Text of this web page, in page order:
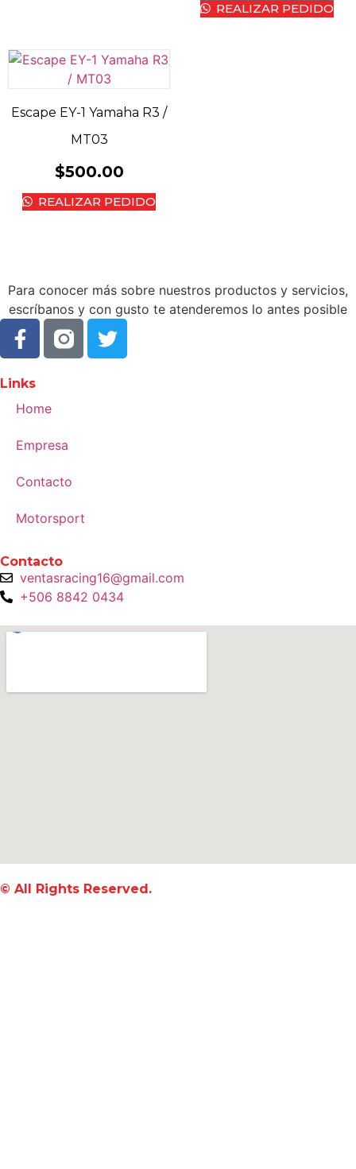
REALIZAR PEDIDO
Escape EY-1 Yamaha R3 /
MT03
$500.00
REALIZAR PEDIDO
Para conocer más sobre nuestros productos y servicios,
escríbanos y con gusto te atenderemos lo antes posible
Links
Home
Empresa
Contacto
Motorsport
Contacto
ventasracing16@gmail.com
+506 8842 0434
© All Rights Reserved.